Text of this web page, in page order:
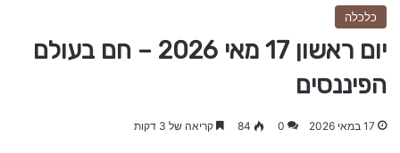
כלכלה
יום ראשון 17 מאי 2026 – חם בעולם
הפיננסים
17 במאי 2026 0
84 קריאה של 3 דקות